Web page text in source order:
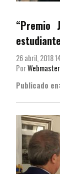
“Premio
26 abril, 2018
Por
Publicado en: